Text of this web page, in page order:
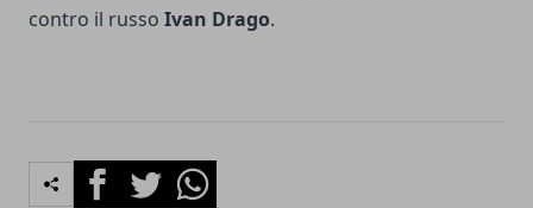
contro il russo Ivan Drago.
FacebookTwitterWhatsapp